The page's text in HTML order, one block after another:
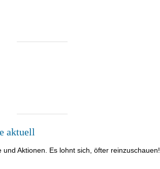
aktuell
Aktionen. Es lohnt sich, öfter reinzuschauen!